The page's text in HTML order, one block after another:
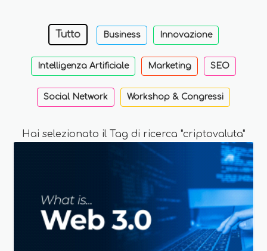
Tutto Business Innovazione
Intelligenza Artificiale Marketing SEO
Social Network Workshop & Congressi
Hai selezionato il Tag di ricerca "criptovaluta"